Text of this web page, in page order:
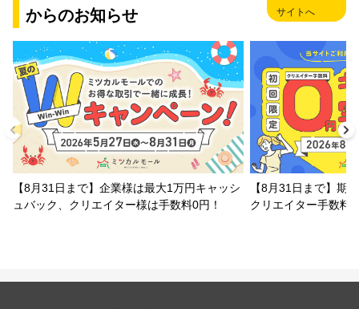
からのお知らせ
サイトへ
【8月31日まで】企業様は最大1万円キャッシ
ュバック、クリエイター様は手数料0円！
【8月31日まで】期
クリエイター手数料